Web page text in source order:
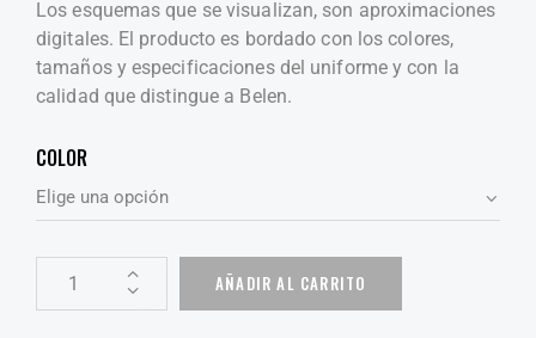
Los esquemas que se visualizan, son aproximaciones
digitales. El producto es bordado con los colores,
tamaños y especificaciones del uniforme y con la
calidad que distingue a Belen.
COLOR
AÑADIR AL CARRITO